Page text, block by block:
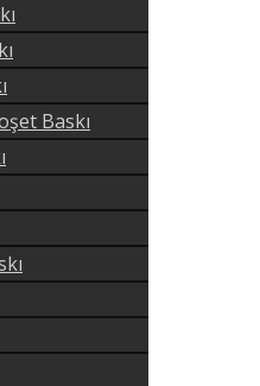
Baskı